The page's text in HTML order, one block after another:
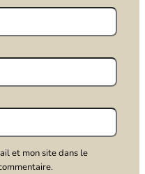
et mon site dans le